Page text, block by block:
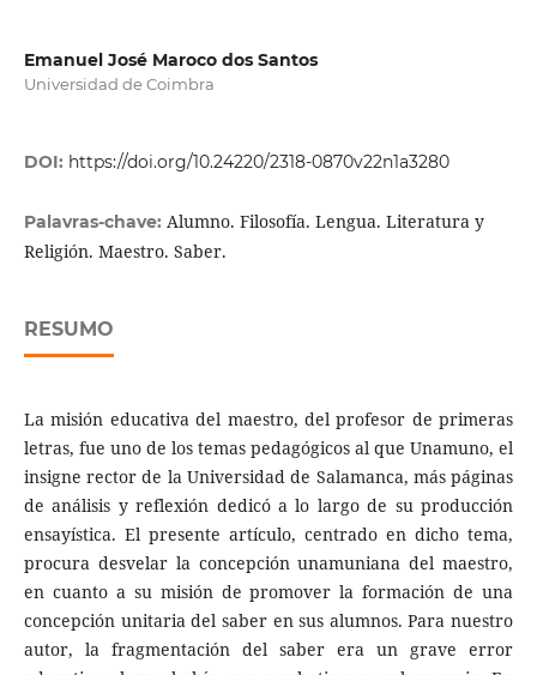
Emanuel José Maroco dos Santos
Universidad de Coimbra
DOI: https://doi.org/10.24220/2318-0870v22n1a3280
Palavras-chave: Alumno. Filosofía. Lengua. Literatura y
Religión. Maestro. Saber.
RESUMO
La misión educativa del maestro, del profesor de primeras
letras, fue uno de los temas pedagógicos al que Unamuno, el
insigne rector de la Universidad de Salamanca, más páginas
de análisis y reflexión dedicó a lo largo de su producción
ensayística. El presente artículo, centrado en dicho tema,
procura desvelar la concepción unamuniana del maestro,
en cuanto a su misión de promover la formación de una
concepción unitaria del saber en sus alumnos. Para nuestro
autor, la fragmentación del saber era un grave error